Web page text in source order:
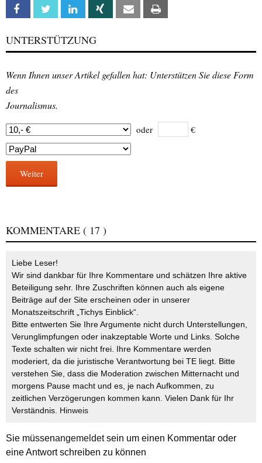
Facebook Twitter Linkedin Xing Email
UNTERSTÜTZUNG
Wenn Ihnen unser Artikel gefallen hat: Unterstützen Sie diese Form
des
Journalismus.
oder €
Weiter
KOMMENTARE ( 17 )
Liebe Leser!
Wir sind dankbar für Ihre Kommentare und schätzen Ihre aktive
Beteiligung sehr. Ihre Zuschriften können auch als eigene
Beiträge auf der Site erscheinen oder in unserer
Monatszeitschrift „Tichys Einblick“.
Bitte entwerten Sie Ihre Argumente nicht durch Unterstellungen,
Verunglimpfungen oder inakzeptable Worte und Links. Solche
Texte schalten wir nicht frei. Ihre Kommentare werden
moderiert, da die juristische Verantwortung bei TE liegt. Bitte
verstehen Sie, dass die Moderation zwischen Mitternacht und
morgens Pause macht und es, je nach Aufkommen, zu
zeitlichen Verzögerungen kommen kann. Vielen Dank für Ihr
Verständnis. Hinweis
Sie müssenangemeldetsein um einen Kommentar oder
eine Antwort schreiben zu können